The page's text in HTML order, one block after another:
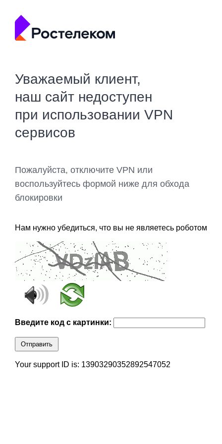
Уважаемый клиент,
наш сайт недоступен
при использовании VPN
сервисов
Пожалуйста, отключите VPN или
воспользуйтесь формой ниже для обхода
блокировки
Нам нужно убедиться, что вы не являетесь роботом
Введите код с картинки:
Отправить
Your support ID is: 13903290352892547052